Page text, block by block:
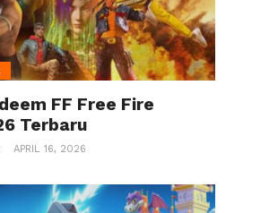
FF Free Fire
Terbaru
APRIL 16, 2026